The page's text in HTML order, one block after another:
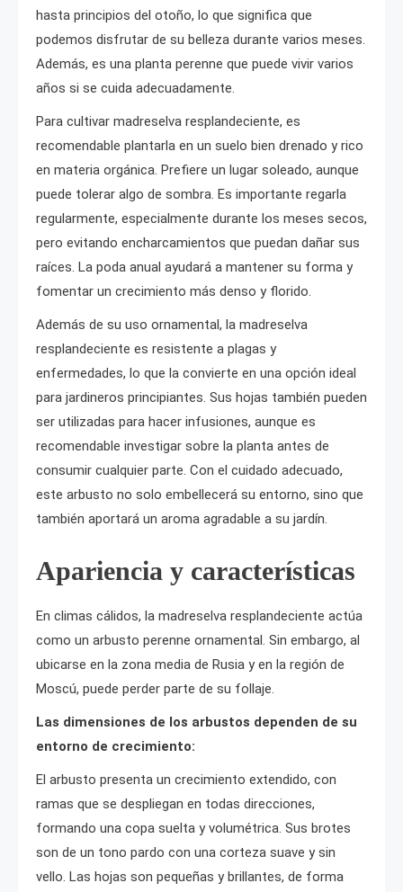
hasta principios del otoño, lo que significa que
podemos disfrutar de su belleza durante varios meses.
Además, es una planta perenne que puede vivir varios
años si se cuida adecuadamente.
Para cultivar madreselva resplandeciente, es
recomendable plantarla en un suelo bien drenado y rico
en materia orgánica. Prefiere un lugar soleado, aunque
puede tolerar algo de sombra. Es importante regarla
regularmente, especialmente durante los meses secos,
pero evitando encharcamientos que puedan dañar sus
raíces. La poda anual ayudará a mantener su forma y
fomentar un crecimiento más denso y florido.
Además de su uso ornamental, la madreselva
resplandeciente es resistente a plagas y
enfermedades, lo que la convierte en una opción ideal
para jardineros principiantes. Sus hojas también pueden
ser utilizadas para hacer infusiones, aunque es
recomendable investigar sobre la planta antes de
consumir cualquier parte. Con el cuidado adecuado,
este arbusto no solo embellecerá su entorno, sino que
también aportará un aroma agradable a su jardín.
Apariencia y características
En climas cálidos, la madreselva resplandeciente actúa
como un arbusto perenne ornamental. Sin embargo, al
ubicarse en la zona media de Rusia y en la región de
Moscú, puede perder parte de su follaje.
Las dimensiones de los arbustos dependen de su
entorno de crecimiento:
El arbusto presenta un crecimiento extendido, con
ramas que se despliegan en todas direcciones,
formando una copa suelta y volumétrica. Sus brotes
son de un tono pardo con una corteza suave y sin
vello. Las hojas son pequeñas y brillantes, de forma